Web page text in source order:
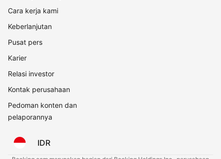
Cara kerja kami
Keberlanjutan
Pusat pers
Karier
Relasi investor
Kontak perusahaan
Pedoman konten dan
pelaporannya
IDR